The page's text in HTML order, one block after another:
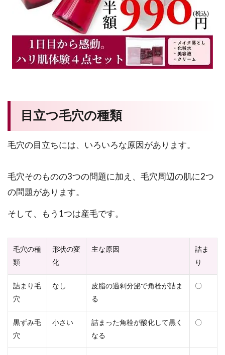
目立つ毛穴の種類
毛穴の目立ちには、いろいろな原因があります。
毛穴そのものの3つの問題に加え、毛穴周辺の肌に2つ
の問題があります。
そして、もう1つは産毛です。
毛穴の種
類
形状の変
化
主な原因
詰ま
り
詰まり毛
穴
なし
皮脂の過剰分泌で角栓が詰ま
る
〇
黒ずみ毛
穴
小さい
詰まった角栓が酸化して黒く
なる
〇